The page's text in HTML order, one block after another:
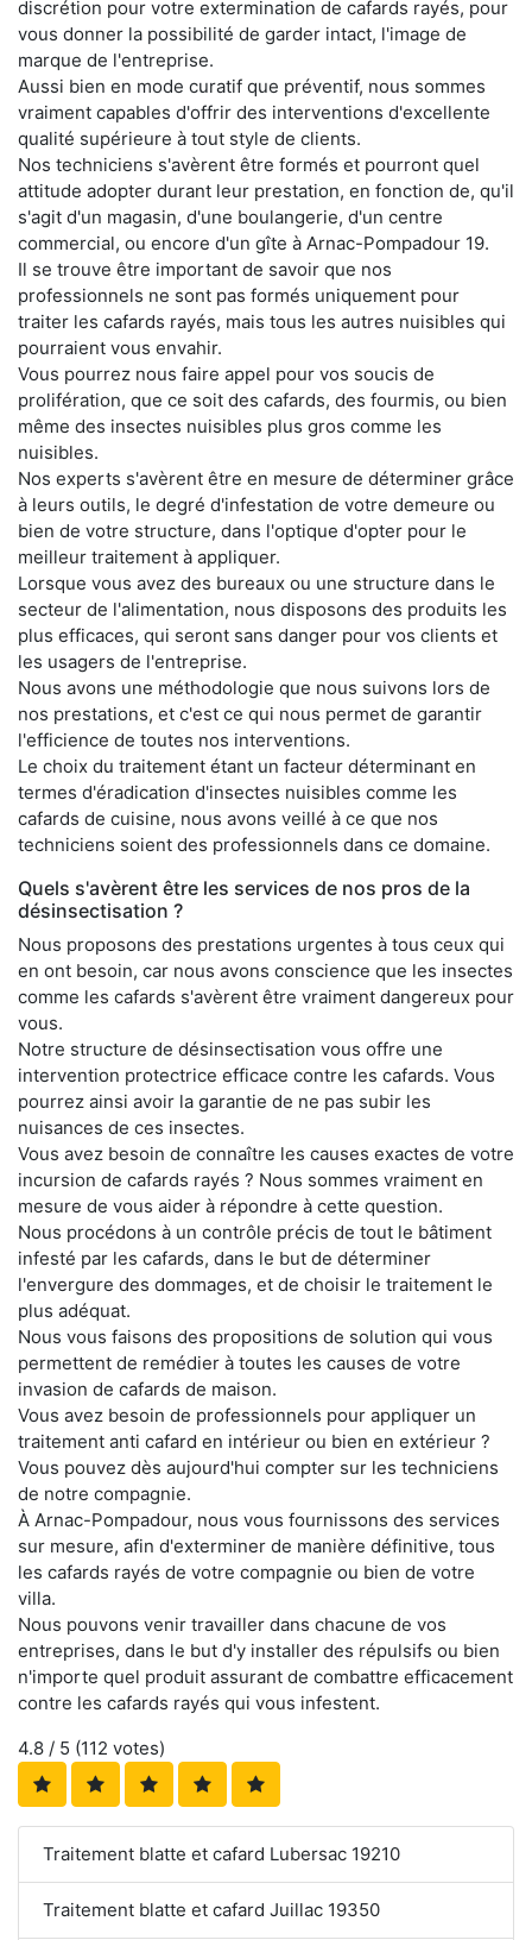
discrétion pour votre extermination de cafards rayés, pour
vous donner la possibilité de garder intact, l'image de
marque de l'entreprise.
Aussi bien en mode curatif que préventif, nous sommes
vraiment capables d'offrir des interventions d'excellente
qualité supérieure à tout style de clients.
Nos techniciens s'avèrent être formés et pourront quel
attitude adopter durant leur prestation, en fonction de, qu'il
s'agit d'un magasin, d'une boulangerie, d'un centre
commercial, ou encore d'un gîte à Arnac-Pompadour 19.
Il se trouve être important de savoir que nos
professionnels ne sont pas formés uniquement pour
traiter les cafards rayés, mais tous les autres nuisibles qui
pourraient vous envahir.
Vous pourrez nous faire appel pour vos soucis de
prolifération, que ce soit des cafards, des fourmis, ou bien
même des insectes nuisibles plus gros comme les
nuisibles.
Nos experts s'avèrent être en mesure de déterminer grâce
à leurs outils, le degré d'infestation de votre demeure ou
bien de votre structure, dans l'optique d'opter pour le
meilleur traitement à appliquer.
Lorsque vous avez des bureaux ou une structure dans le
secteur de l'alimentation, nous disposons des produits les
plus efficaces, qui seront sans danger pour vos clients et
les usagers de l'entreprise.
Nous avons une méthodologie que nous suivons lors de
nos prestations, et c'est ce qui nous permet de garantir
l'efficience de toutes nos interventions.
Le choix du traitement étant un facteur déterminant en
termes d'éradication d'insectes nuisibles comme les
cafards de cuisine, nous avons veillé à ce que nos
techniciens soient des professionnels dans ce domaine.
Quels s'avèrent être les services de nos pros de la
désinsectisation ?
Nous proposons des prestations urgentes à tous ceux qui
en ont besoin, car nous avons conscience que les insectes
comme les cafards s'avèrent être vraiment dangereux pour
vous.
Notre structure de désinsectisation vous offre une
intervention protectrice efficace contre les cafards. Vous
pourrez ainsi avoir la garantie de ne pas subir les
nuisances de ces insectes.
Vous avez besoin de connaître les causes exactes de votre
incursion de cafards rayés ? Nous sommes vraiment en
mesure de vous aider à répondre à cette question.
Nous procédons à un contrôle précis de tout le bâtiment
infesté par les cafards, dans le but de déterminer
l'envergure des dommages, et de choisir le traitement le
plus adéquat.
Nous vous faisons des propositions de solution qui vous
permettent de remédier à toutes les causes de votre
invasion de cafards de maison.
Vous avez besoin de professionnels pour appliquer un
traitement anti cafard en intérieur ou bien en extérieur ?
Vous pouvez dès aujourd'hui compter sur les techniciens
de notre compagnie.
À Arnac-Pompadour, nous vous fournissons des services
sur mesure, afin d'exterminer de manière définitive, tous
les cafards rayés de votre compagnie ou bien de votre
villa.
Nous pouvons venir travailler dans chacune de vos
entreprises, dans le but d'y installer des répulsifs ou bien
n'importe quel produit assurant de combattre efficacement
contre les cafards rayés qui vous infestent.
4.8 / 5 (112 votes)
Traitement blatte et cafard Lubersac 19210
Traitement blatte et cafard Juillac 19350